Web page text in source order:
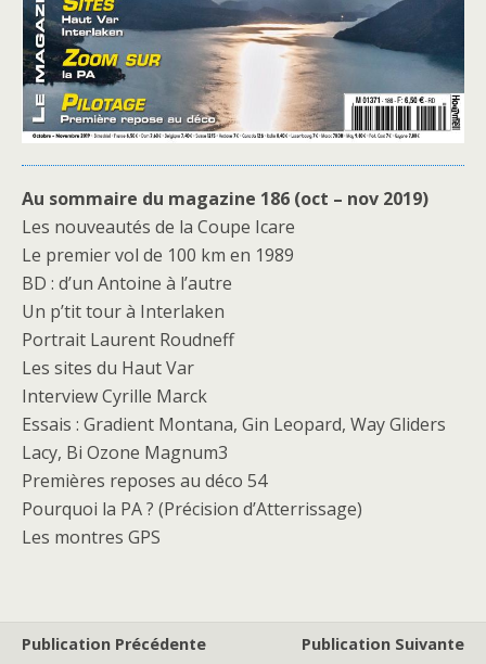
Au sommaire du magazine 186 (oct – nov 2019)
Les nouveautés de la Coupe Icare
Le premier vol de 100 km en 1989
BD : d’un Antoine à l’autre
Un p’tit tour à Interlaken
Portrait Laurent Roudneff
Les sites du Haut Var
Interview Cyrille Marck
Essais : Gradient Montana, Gin Leopard, Way Gliders
Lacy, Bi Ozone Magnum3
Premières reposes au déco 54
Pourquoi la PA ? (Précision d’Atterrissage)
Les montres GPS
Publication Précédente
Publication Suivante